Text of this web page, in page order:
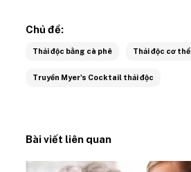
Chủ đề:
Thải độc bằng cà phê Thải độc cơ thể
Truyền Myer's Cocktail thải độc
Bài viết liên quan